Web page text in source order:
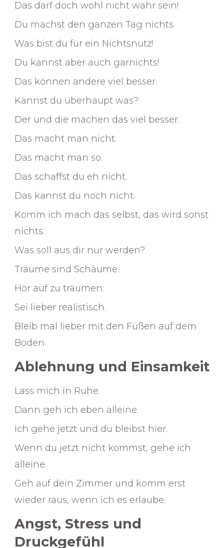
Das darf doch wohl nicht wahr sein!
Du machst den ganzen Tag nichts.
Was bist du für ein Nichtsnutz!
Du kannst aber auch garnichts!
Das können andere viel besser.
Kannst du überhaupt was?
Der und die machen das viel besser.
Das macht man nicht.
Das macht man so.
Das schaffst du eh nicht.
Das kannst du noch nicht.
Komm ich mach das selbst, das wird sonst
nichts.
Was soll aus dir nur werden?
Träume sind Schäume.
Hör auf zu träumen.
Sei lieber realistisch.
Bleib mal lieber mit den Füßen auf dem
Boden.
Ablehnung und Einsamkeit
Lass mich in Ruhe.
Dann geh ich eben alleine.
Ich gehe jetzt und du bleibst hier.
Wenn du jetzt nicht kommst, gehe ich
alleine.
Geh auf dein Zimmer und komm erst
wieder raus, wenn ich es erlaube.
Angst, Stress und
Druckgefühl